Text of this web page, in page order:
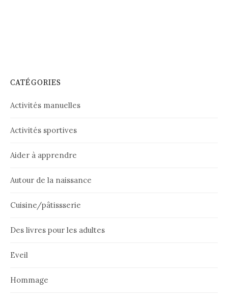
CATÉGORIES
Activités manuelles
Activités sportives
Aider à apprendre
Autour de la naissance
Cuisine/pâtissserie
Des livres pour les adultes
Eveil
Hommage